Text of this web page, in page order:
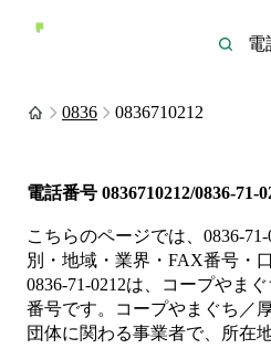
0836 0836710212
電話番号 0836710212/0836-71-
こちらのページでは、 0836-71-
別・地域・業界・FAX番号・
0836-71-0212は、 コープやま
番号です。
コープやまぐち／
団体に関わる事業者で、所在